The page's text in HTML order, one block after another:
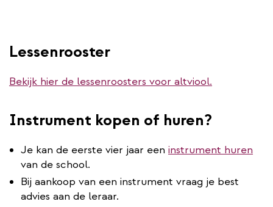
Lessenrooster
Bekijk hier de lessenroosters voor altviool.
Instrument kopen of huren?
Je kan de eerste vier jaar een instrument huren
van de school.
Bij aankoop van een instrument vraag je best
advies aan de leraar.